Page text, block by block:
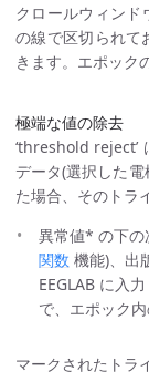
クロールウィン
の線で区切られて
きます。エポック
極端な値の除去
‘threshold reject’
データ(選択した
た場合、そのトラ
異常値* の下の
関数 機能)、出
EEGLAB に入
で、エポック
マークされたトラ